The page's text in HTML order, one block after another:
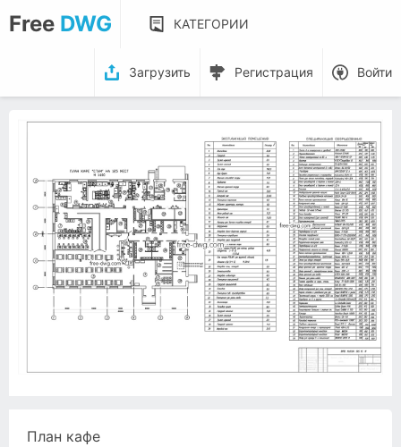
Free DWG КАТЕГОРИИ
Загрузить Регистрация Войти
План кафе